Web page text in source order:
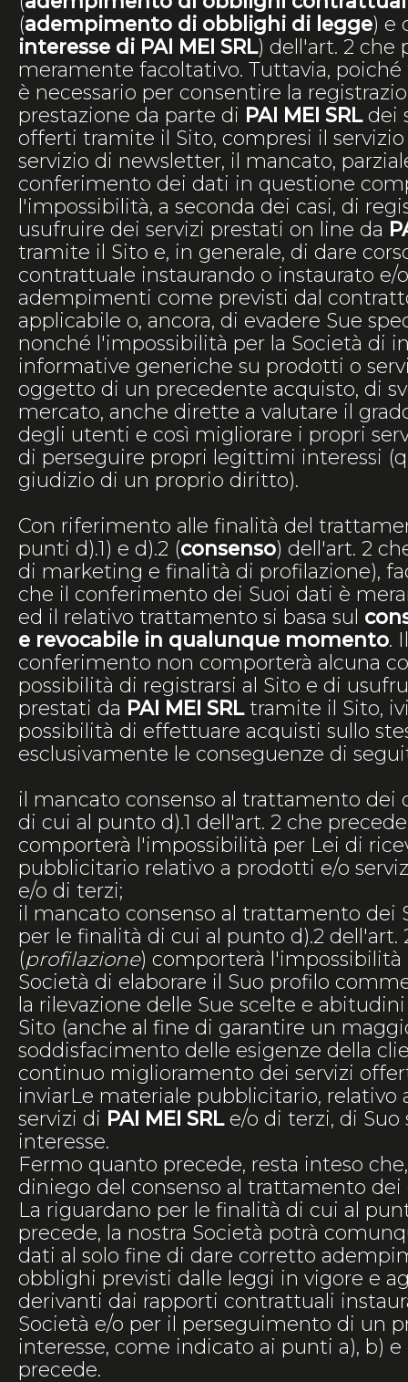
(adempimento di obblighi di legge) e
interesse di PAI MEI SRL) dell'art. 2 che
meramente facoltativo. Tuttavia,
è necessario per consentire la
prestazione da parte di PAI MEI SRLdei
offerti tramite il Sito, compresi il
servizio di newsletter, il mancato,
conferimento dei dati in questione
l'impossibilità, a seconda dei casi, di
usufruire dei servizi prestati on line da
tramite il Sito e, in generale, di dare
contrattuale instaurando o instaurato e/
adempimenti come previsti dal
applicabile o, ancora, di evadere Sue
nonché l'impossibilità per la Società di
informative generiche su prodotti o
oggetto di un precedente acquisto, di
mercato, anche dirette a valutare il
degli utenti e così migliorare i propri
di perseguire propri legittimi interessi
giudizio di un proprio diritto).
Con riferimento alle finalità del
punti d).1) e d).2 (consenso) dell'art. 2
di marketing e finalità di profilazione),
che il conferimento dei Suoi dati è
ed il relativo trattamento si basa sul
e revocabile in qualunque momento.
conferimento non comporterà alcuna
possibilità di registrarsi al Sito e di
prestati da PAI MEI SRLtramite il Sito,
possibilità di effettuare acquisti sullo
esclusivamente le conseguenze di
il mancato consenso al trattamento dei
di cui al punto d).1 dell'art. 2 che
comporterà l'impossibilità per Lei di
pubblicitario relativo a prodotti e/o
e/o di terzi;
il mancato consenso al trattamento dei
per le finalità di cui al punto d).2 dell'art.
(profilazione) comporterà l'impossibilità
Società di elaborare il Suo profilo
la rilevazione delle Sue scelte e
Sito (anche al fine di garantire un
soddisfacimento delle esigenze della
continuo miglioramento dei servizi
inviarLe materiale pubblicitario, relativo
servizi di PAI MEI SRLe/o di terzi, di Suo
interesse.
Fermo quanto precede, resta inteso
diniego del consenso al trattamento
La riguardano per le finalità di cui al
precede, la nostra Società potrà
dati al solo fine di dare corretto
obblighi previsti dalle leggi in vigore e
derivanti dai rapporti contrattuali
Società e/o per il perseguimento di un
interesse, come indicato ai punti a), b) e
precede.